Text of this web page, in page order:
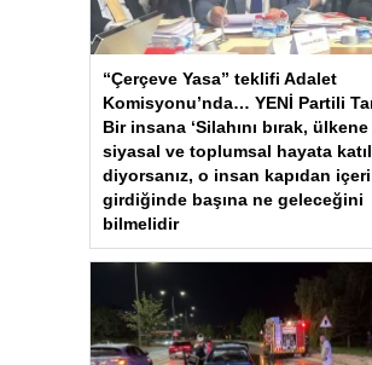
“Çerçeve Yasa” teklifi Adalet
Komisyonu’nda… YENİ Partili
Bir insana ‘Silahını bırak,
siyasal ve toplumsal hayata
diyorsanız, o insan kapıdan içeri
girdiğinde başına ne geleceğini
bilmelidir